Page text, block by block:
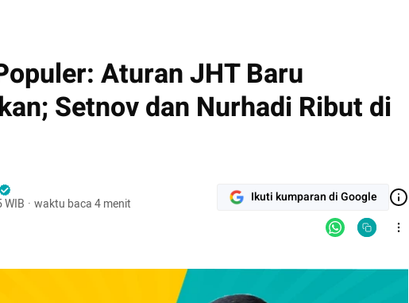
Aturan JHT Baru
Setnov dan Nurhadi Ribut di
WIB · waktu baca 4 menit Ikuti kumparan di Google